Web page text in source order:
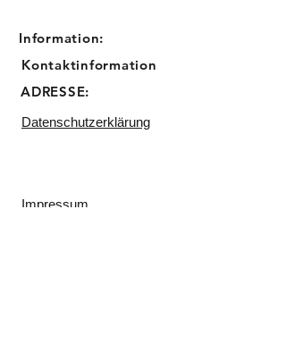
Information:
Kontaktinformation
ADRESSE:
Datenschutzerklärung
Impressum